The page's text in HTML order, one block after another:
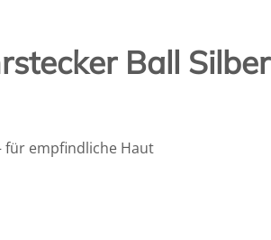
Ball Silber
für empfindliche Haut